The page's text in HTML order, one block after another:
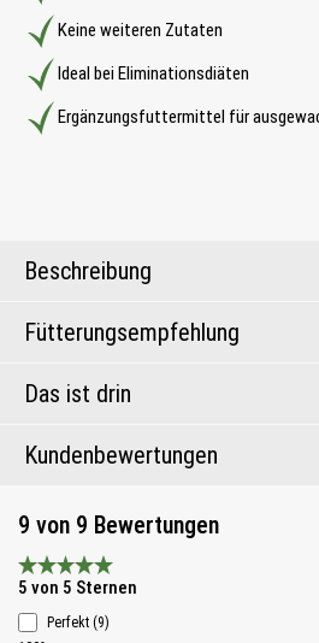
Keine weiteren Zutaten
Ideal bei Eliminationsdiäten
Ergänzungsfuttermittel für
Beschreibung
Fütterungsempfehlung
Das ist drin
Kundenbewertungen
9 von 9 Bewertungen
Durchschnittliche Bewertung 5 von 5
5 von 5 Sternen
Perfekt (9)